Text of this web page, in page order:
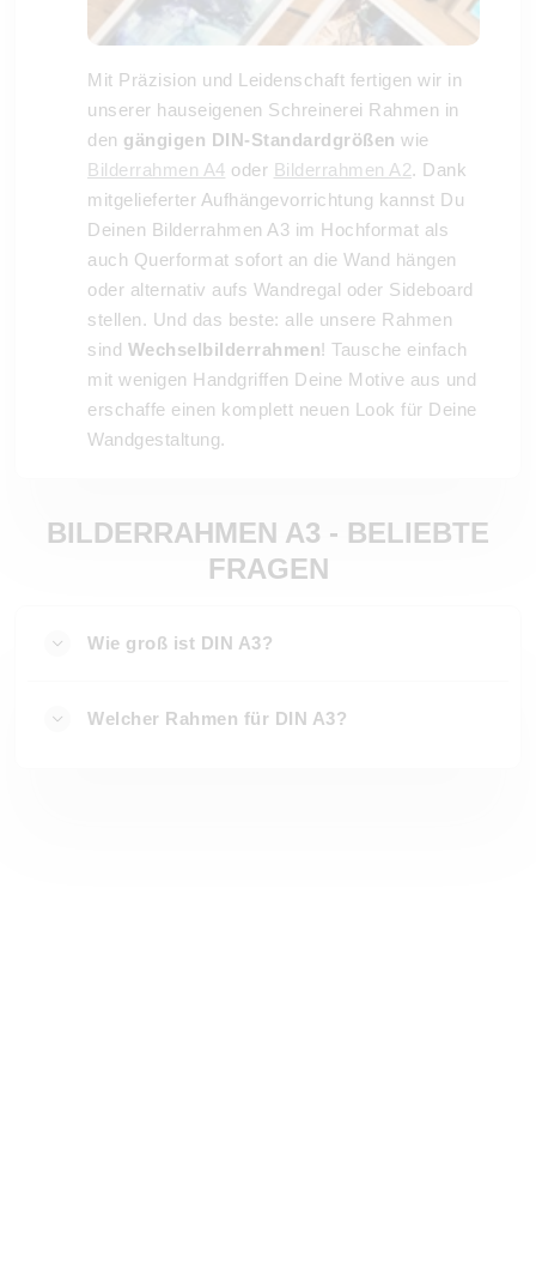
Mit Präzision und Leidenschaft fertigen wir in
unserer hauseigenen Schreinerei Rahmen in
den gängigen DIN-Standardgrößen wie
Bilderrahmen A4 oder Bilderrahmen A2. Dank
mitgelieferter Aufhängevorrichtung kannst Du
Deinen Bilderrahmen A3 im Hochformat als
auch Querformat sofort an die Wand hängen
oder alternativ aufs Wandregal oder Sideboard
stellen. Und das beste: alle unsere Rahmen
sind Wechselbilderrahmen! Tausche einfach
mit wenigen Handgriffen Deine Motive aus und
erschaffe einen komplett neuen Look für Deine
Wandgestaltung.
BILDERRAHMEN A3 - BELIEBTE
FRAGEN
Wie groß ist DIN A3?
Welcher Rahmen für DIN A3?